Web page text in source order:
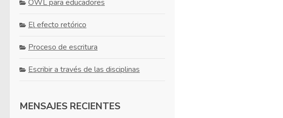
OWL para educadores
El efecto retórico
Proceso de escritura
Escribir a través de las disciplinas
MENSAJES RECIENTES